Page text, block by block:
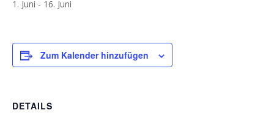
1. Juni - 16. Juni
Zum Kalender hinzufügen
DETAILS